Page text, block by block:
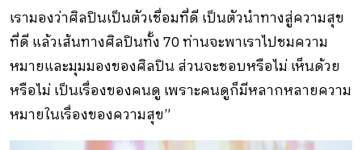
เรามองว่าศิลปินเป็นตัวเชื่อมที่ดี เป็นตัวนำทางสู่ความสุข
ที่ดี แล้วเส้นทางศิลปินทั้ง 70 ท่านจะพาเราไปชมความ
หมายและมุมมองของศิลปิน ส่วนจะชอบหรือไม่ เห็นด้วย
หรือไม่ เป็นเรื่องของคนดู เพราะคนดูก็มีหลากหลายความ
หมายในเรื่องของความสุข”